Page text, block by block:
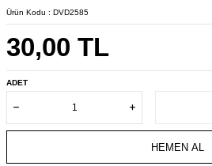
Ürün Kodu : DVD2585
30,00 TL
ADET
HEMEN AL